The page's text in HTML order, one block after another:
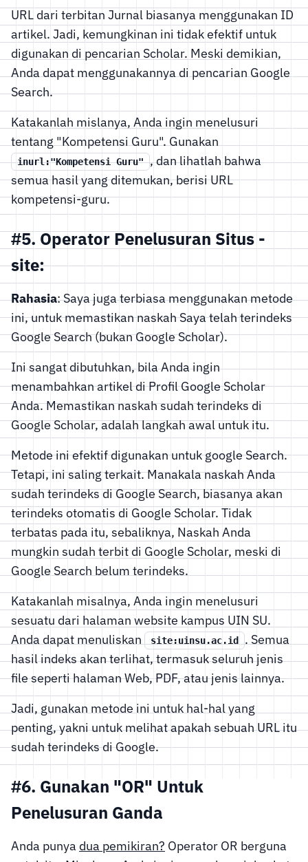
URL dari terbitan Jurnal biasanya menggunakan ID
artikel. Jadi, kemungkinan ini tidak efektif untuk
digunakan di pencarian Scholar. Meski demikian,
Anda dapat menggunakannya di pencarian Google
Search.
Katakanlah mislanya, Anda ingin menelusuri
tentang "Kompetensi Guru". Gunakan
inurl:"Kompetensi Guru" , dan lihatlah bahwa
semua hasil yang ditemukan, berisi URL
kompetensi-guru.
#5. Operator Penelusuran Situs -
site:
Rahasia: Saya juga terbiasa menggunakan metode
ini, untuk memastikan naskah Saya telah terindeks
Google Search (bukan Google Scholar).
Ini sangat dibutuhkan, bila Anda ingin
menambahkan artikel di Profil Google Scholar
Anda. Memastikan naskah sudah terindeks di
Google Scholar, adalah langkah awal untuk itu.
Metode ini efektif digunakan untuk google Search.
Tetapi, ini saling terkait. Manakala naskah Anda
sudah terindeks di Google Search, biasanya akan
terindeks otomatis di Google Scholar. Tidak
terbatas pada itu, sebaliknya, Naskah Anda
mungkin sudah terbit di Google Scholar, meski di
Google Search belum terindeks.
Katakanlah misalnya, Anda ingin menelusuri
sesuatu dari halaman website kampus UIN SU.
Anda dapat menuliskan
site:uinsu.ac.id
. Semua
hasil indeks akan terlihat, termasuk seluruh jenis
file seperti halaman Web, PDF, atau jenis lainnya.
Jadi, gunakan metode ini untuk hal-hal yang
penting, yakni untuk melihat apakah sebuah URL itu
sudah terindeks di Google.
#6. Gunakan "OR" Untuk
Penelusuran Ganda
Anda punya dua pemikiran? Operator OR berguna